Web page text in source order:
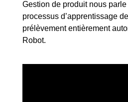
Gestion de produit nous
processus d’apprentissage
prélèvement entièrement
Robot.